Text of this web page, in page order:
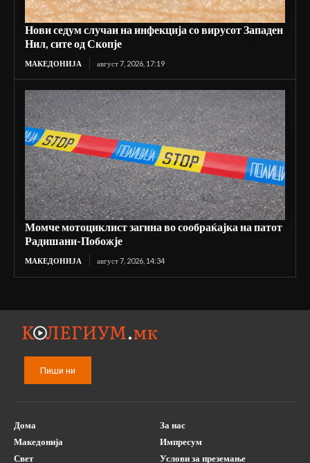
Нови седум случаи на инфекција со вирусот Западен
Нил, сите од Скопје
МАКЕДОНИЈА август 7, 2026, 17:19
Момче мотоциклист загина во сообраќајка на патот
Радишани-Побожје
МАКЕДОНИЈА август 7, 2026, 14:34
Пиши ни
Дома
Македонија
Свет
За нас
Импресум
Услови за преземање